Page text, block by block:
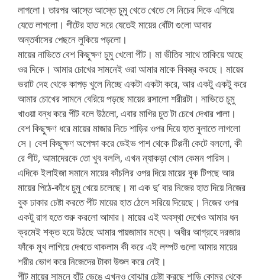
লাগলো। তারপর আস্তে আস্তে চুমু খেতে খেতে সে নিচের দিকে এগিয়ে
যেতে লাগলো। পীটের হাত সরে যেতেই মায়ের বোঁটা গুলো আবার
অন্তর্বাসের পেছনে লুকিয়ে পড়লো।
মায়ের নাভিতে বেশ কিছুক্ষণ চুমু খেলো পীট। মা ভীতির সাথে তাকিয়ে আছে
ওর দিকে। আমার চোখের সামনেই ওরা আমার মাকে বিবস্ত্র করছে। মায়ের
ভরাট দেহ থেকে কাপড় খুলে নিচ্ছে একটা একটা করে, আর একটু একটু করে
আমার চোখের সামনে বেরিয়ে পড়ছে মায়ের রসালো শরীরটা। নাভিতে চুমু
খাওয়া বন্ধ করে পীট বলে উঠলো, এবার মাগির চুত টা চেখে দেখার পালা।
বেশ কিছুক্ষণ ধরে মায়ের মাজার নিচে শাড়ির ওপর দিয়ে হাত বুলাতে লাগলো
সে। বেশ কিছুক্ষণ অপেক্ষা করে ডেইভ পাশ থেকে টিপ্পনী কেটে বললো, কী
রে পীট, আমাদেরকে তো খুব বললি, এখন ন্যাকড়া খোল কেমন পারিস।
এদিকে ইলাইজা সমানে মায়ের কাঁচলির ওপর দিয়ে মায়ের বুক টিপছে আর
মায়ের পিঠে-কাঁধে চুমু খেয়ে চলেছে। মা এক দু’ বার নিজের হাত দিয়ে নিজের
বুক ঢাকার চেষ্টা করতে পীট মায়ের হাত ঠেলে সরিয়ে দিয়েছে। নিজের ওপর
একটু রাগ হতে শুরু করলো আমার। মায়ের এই অবস্থা দেখেও আমার ধন
ক্রমেই শক্ত হয়ে উঠছে আমার পায়জামার মধ্যে। অধীর আগ্রহে দরজার
ফাঁকে মুখ লাগিয়ে দেখতে থাকলাম কী করে এই লম্পট গুলো আমার মায়ের
শরীর ভোগ করে নিজেদের টাকা উশুল করে নেই।
পীট মায়ের সামনে হাঁটু ভেঙে এখনও বোঝার চেষ্টা করছে শাড়ি কোমর থেকে